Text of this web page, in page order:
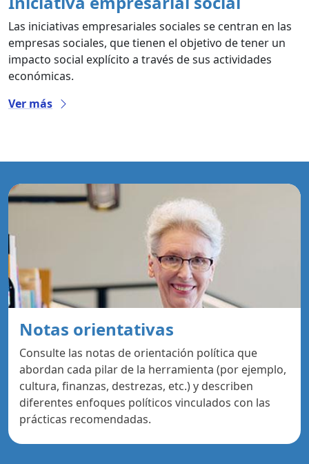
Las iniciativas empresariales sociales se centran en las
empresas sociales, que tienen el objetivo de tener un
impacto social explícito a través de sus actividades
económicas.
Ver más
Notas orientativas
Consulte las notas de orientación política que
abordan cada pilar de la herramienta (por ejemplo,
cultura, finanzas, destrezas, etc.) y describen
diferentes enfoques políticos vinculados con las
prácticas recomendadas.